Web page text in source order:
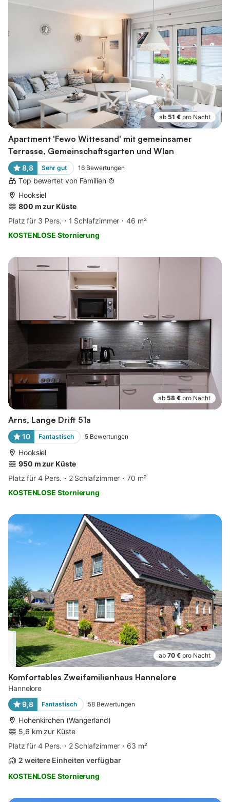
ab 51 € pro Nacht
Apartment 'Fewo Wittesand' mit gemeinsamer
Terrasse, Gemeinschaftsgarten und Wlan
8,8 Sehr gut 16 Bewertungen
Top bewertet von Familien
Hooksiel
800 m zur Küste
Platz für 3 Pers.
1 Schlafzimmer
46 m²
KOSTENLOSE Stornierung
ab 58 € pro Nacht
Arns, Lange Drift 51a
10 Fantastisch 5 Bewertungen
Hooksiel
950 m zur Küste
Platz für 4 Pers.
2 Schlafzimmer
70 m²
KOSTENLOSE Stornierung
ab 70 € pro Nacht
Komfortables Zweifamilienhaus Hannelore
Hannelore
9,8
Fantastisch 58 Bewertungen
Hohenkirchen (Wangerland)
5,6 km zur Küste
Platz für 4 Pers.
2 Schlafzimmer
63 m²
2 weitere Einheiten verfügbar
KOSTENLOSE Stornierung